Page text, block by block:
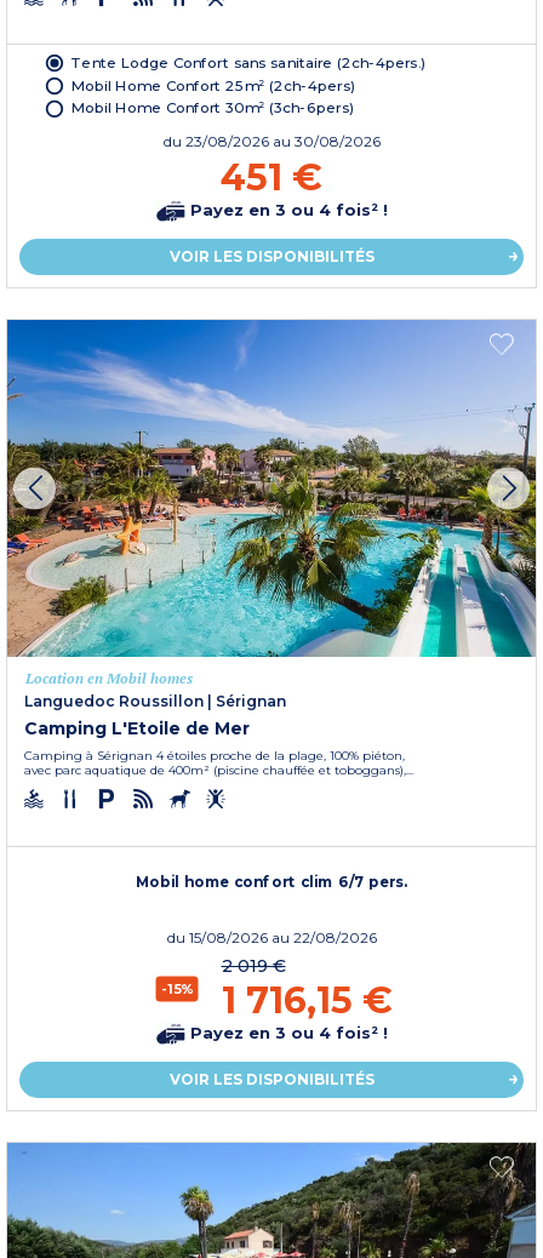
Tente Lodge Confort sans sanitaire (2ch-4pers.)
Mobil Home Confort 25m² (2ch-4pers)
Mobil Home Confort 30m² (3ch-6pers)
du 23/08/2026 au 30/08/2026
451 €
Payez en 3 ou 4 fois² !
VOIR LES DISPONIBILITÉS
Location en Mobil homes
Languedoc Roussillon
Sérignan
Camping L'Etoile de Mer
Camping à Sérignan 4 étoiles proche de la plage, 100% piéton,
avec parc aquatique de 400m² (piscine chauffée et toboggans),...
Mobil home confort clim 6/7 pers.
du 15/08/2026 au 22/08/2026
-15%
2 019 €
1 716,15 €
Payez en 3 ou 4 fois² !
VOIR LES DISPONIBILITÉS